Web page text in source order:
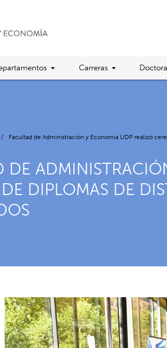
Carreras
/ Facultad de Administración y Economía UDP realizó
DE
DIPLOMAS DE